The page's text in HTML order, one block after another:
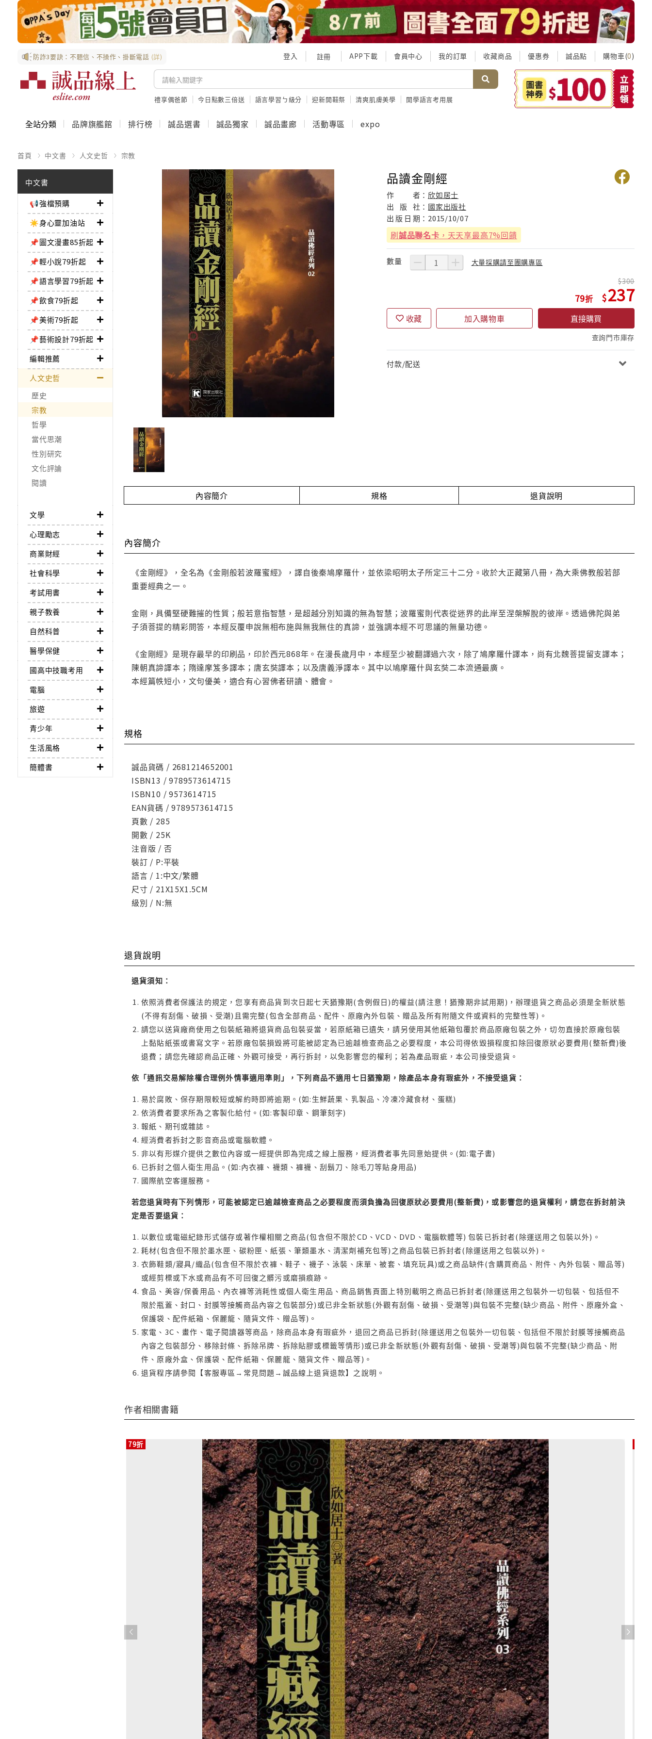
防詐3要訣：不聽信、不操作、掛斷電話 (詳) 登入 註冊 APP下載 會員中心 我的訂單 收藏商品 優惠券 誠品點 購物車(0)
禮享偶爸節 今日點數三倍送 語言學習ㄅ級分 迎新開鞋祭 清爽肌膚美學 開學語言考用展
全站分類 品牌旗艦館 排行榜 誠品選書 誠品獨家 誠品畫廊 活動專區 expo
首頁 中文書 人文史哲 宗教
中文書
📢強檔預購
☀️身心靈加油站
📌圖文漫畫85折起
📌輕小說79折起
📌語言學習79折起
📌飲食79折起
📌美術79折起
📌藝術設計79折起
編輯推薦
人文史哲
歷史
宗教
哲學
當代思潮
性別研究
文化評論
閱讀
文學
心理勵志
商業財經
社會科學
考試用書
親子教養
自然科普
醫學保健
國高中技職考用
電腦
旅遊
青少年
生活風格
簡體書
品讀金剛經
作 者： 欣如居士
出
版 社： 國家出版社
出 版 日 期： 2015/10/07
刷誠品聯名卡 ，天天享最高7%回饋
數量 大量採購請至團購專區
79
300
237
收藏 加入購物車 直接購買
查詢門市庫存
付款/配送
內容簡介 規格 退貨說明
內容簡介
《金剛經》，全名為《金剛般若波羅蜜經》，譯自後秦鳩摩羅什，並依梁昭明太子所定三十二分。收於大正藏第八冊，為大乘佛教般若部
重要經典之一。
金剛，具備堅硬難摧的性質；般若意指智慧，是超越分別知識的無為智慧；波羅蜜則代表從迷界的此岸至涅槃解脫的彼岸。透過佛陀與弟
子須菩提的精彩問答，本經反覆申說無相布施與無我無住的真諦，並強調本經不可思議的無量功德。
《金剛經》是現存最早的印刷品，印於西元868年。在漫長歲月中，本經至少被翻譯過六次，除了鳩摩羅什譯本，尚有北魏菩提留支譯本；
陳朝真諦譯本；隋達摩笈多譯本；唐玄奘譯本；以及唐義淨譯本。其中以鳩摩羅什與玄奘二本流通最廣。
本經篇帙短小，文句優美，適合有心習佛者研讀、體會。
規格
誠品貨碼 / 2681214652001
ISBN13 / 9789573614715
ISBN10 / 9573614715
EAN貨碼 / 9789573614715
頁數 / 285
開數 / 25K
注音版 / 否
裝訂 / P:平裝
語言 / 1:中文/繁體
尺寸 / 21X15X1.5CM
級別 / N:無
退貨說明
退貨須知：
依照消費者保護法的規定，您享有商品貨到次日起七天猶豫期(含例假日)的權益(請注意！猶豫期非試用期)，辦理退貨之商品必須是全新狀態
(不得有刮傷、破損、受潮)且需完整(包含全部商品、配件、原廠內外包裝、贈品及所有附隨文件或資料的完整性等)。
請您以送貨廠商使用之包裝紙箱將退貨商品包裝妥當，若原紙箱已遺失，請另使用其他紙箱包覆於商品原廠包裝之外，切勿直接於原廠包裝
上黏貼紙張或書寫文字。若原廠包裝損毀將可能被認定為已逾越檢查商品之必要程度，本公司得依毀損程度扣除回復原狀必要費用(整新費)後
退費；請您先確認商品正確、外觀可接受，再行拆封，以免影響您的權利；若為產品瑕疵，本公司接受退貨。
依「通訊交易解除權合理例外情事適用準則」，下列商品不適用七日猶豫期，除產品本身有瑕疵外，不接受退貨：
易於腐敗、保存期限較短或解約時即將逾期。(如:生鮮蔬果、乳製品、冷凍冷藏食材、蛋糕)
依消費者要求所為之客製化給付。(如:客製印章、鋼筆刻字)
報紙、期刊或雜誌。
經消費者拆封之影音商品或電腦軟體。
非以有形媒介提供之數位內容或一經提供即為完成之線上服務，經消費者事先同意始提供。(如:電子書)
已拆封之個人衛生用品。(如:內衣褲、襪類、褲襪、刮鬍刀、除毛刀等貼身用品)
國際航空客運服務。
若您退貨時有下列情形，可能被認定已逾越檢查商品之必要程度而須負擔為回復原狀必要費用(整新費)，或影響您的退貨權利，請您在拆封前決
定是否要退貨：
以數位或電磁紀錄形式儲存或著作權相關之商品(包含但不限於CD、VCD、DVD、電腦軟體等) 包裝已拆封者(除運送用之包裝以外)。
耗材(包含但不限於墨水匣、碳粉匣、紙張、筆類墨水、清潔劑補充包等)之商品包裝已拆封者(除運送用之包裝以外)。
衣飾鞋類/寢具/織品(包含但不限於衣褲、鞋子、襪子、泳裝、床單、被套、填充玩具)或之商品缺件(含購買商品、附件、內外包裝、贈品等)
或經剪標或下水或商品有不可回復之髒污或磨損痕跡。
食品、美容/保養用品、內衣褲等消耗性或個人衛生用品、商品銷售頁面上特別載明之商品已拆封者(除運送用之包裝外一切包裝、包括但不
限於瓶蓋、封口、封膜等接觸商品內容之包裝部分)或已非全新狀態(外觀有刮傷、破損、受潮等)與包裝不完整(缺少商品、附件、原廠外盒、
保護袋、配件紙箱、保麗龍、隨貨文件、贈品等)。
家電、3C、畫作、電子閱讀器等商品，除商品本身有瑕疵外，退回之商品已拆封(除運送用之包裝外一切包裝、包括但不限於封膜等接觸商品
內容之包裝部分、移除封條、拆除吊牌、拆除貼膠或標籤等情形)或已非全新狀態(外觀有刮傷、破損、受潮等)與包裝不完整(缺少商品、附
件、原廠外盒、保護袋、配件紙箱、保麗龍、隨貨文件、贈品等)。
退貨程序請參閱【客服專區→常見問題→誠品線上退貨退款】之說明。
作者相關書籍
79折